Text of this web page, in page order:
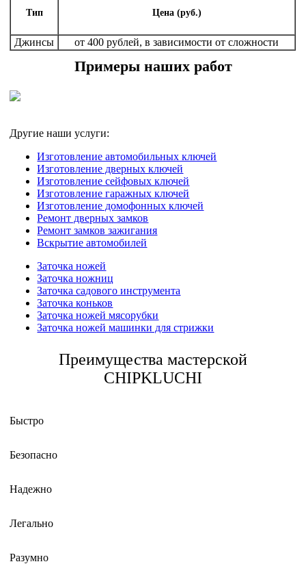
Тип Цена (руб.)
Джинсы от 400 рублей, в зависимости от сложности
Примеры наших работ
Другие наши услуги:
Изготовление автомобильных ключей
Изготовление дверных ключей
Изготовление сейфовых ключей
Изготовление гаражных ключей
Изготовление домофонных ключей
Ремонт дверных замков
Ремонт замков зажигания
Вскрытие автомобилей
Заточка ножей
Заточка ножниц
Заточка садового инструмента
Заточка коньков
Заточка ножей мясорубки
Заточка ножей машинки для стрижки
Преимущества мастерской
CHIPKLUCHI
Быстро
Безопасно
Надежно
Легально
Разумно